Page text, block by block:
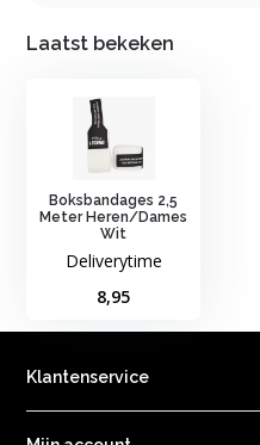
Laatst bekeken
Boksbandages 2,5
Meter Heren/Dames
Wit
Deliverytime
8,95
Klantenservice